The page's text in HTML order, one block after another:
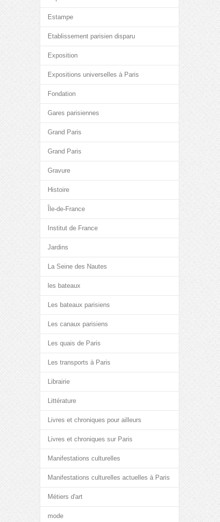
Estampe
Etablissement parisien disparu
Exposition
Expositions universelles à Paris
Fondation
Gares parisiennes
Grand Paris
Grand Paris
Gravure
Histoire
Île-de-France
Institut de France
Jardins
La Seine des Nautes
les bateaux
Les bateaux parisiens
Les canaux parisiens
Les quais de Paris
Les transports à Paris
Librairie
Littérature
Livres et chroniques pour ailleurs
Livres et chroniques sur Paris
Manifestations culturelles
Manifestations culturelles actuelles à Paris
Métiers d'art
mode